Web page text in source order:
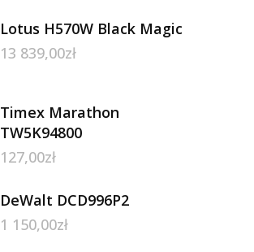
Lotus H570W Black Magic
13 839,00zł
Timex Marathon
TW5K94800
127,00zł
DeWalt DCD996P2
1 150,00zł